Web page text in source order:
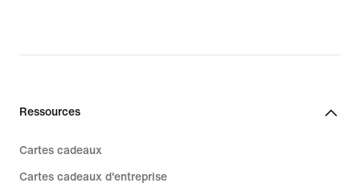
Ressources
Cartes cadeaux
Cartes cadeaux d'entreprise